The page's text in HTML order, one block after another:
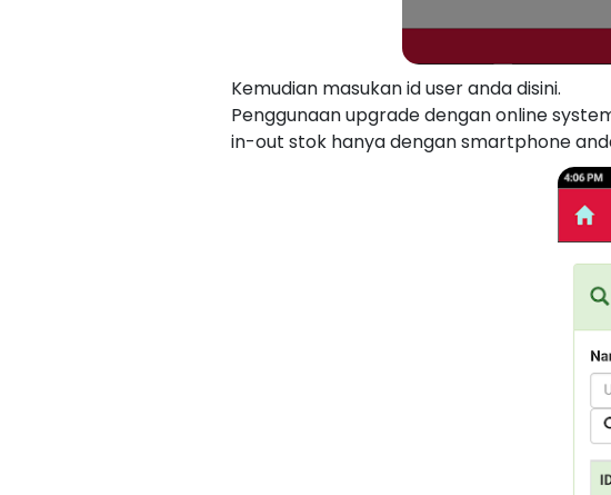
Kemudian masukan id user anda disini.
Penggunaan upgrade dengan online
in-out stok hanya dengan smartphone